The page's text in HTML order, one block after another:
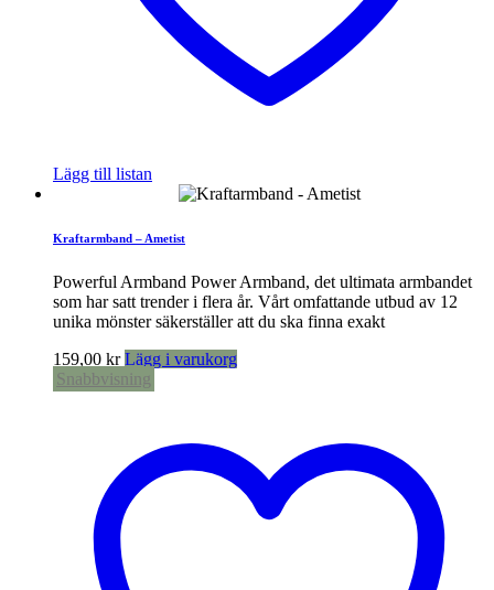
Lägg till listan
Kraftarmband – Ametist
Powerful Armband Power Armband, det ultimata armbandet
som har satt trender i flera år. Vårt omfattande utbud av 12
unika mönster säkerställer att du ska finna exakt
159,00 kr Lägg i varukorg
Snabbvisning